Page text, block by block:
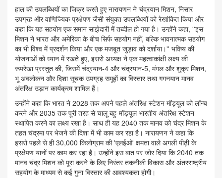
हाल की उपलब्धियों का जिक्र करते हुए नारायणन ने चंद्रयान मिशन, निसार
उपग्रह और वाणिज्यिक प्रक्षेपण जैसी संयुक्त उपलब्धियों को रेखांकित किया और
कहा कि यह सहयोग एक समान साझेदारी में तब्दील हो गया है। उन्होंने कहा, ''इस
मिशन ने भारत और अमेरिका के बीच सिर्फ सहयोग नहीं, बल्कि भावनात्मक सहयोग
का भी विश्व में प्रदर्शन किया और एक मजबूत जुड़ाव को दर्शाया।'' भविष्य की
योजनाओं को ध्यान में रखते हुए, इसरो अध्यक्ष ने एक महत्वाकांक्षी लक्ष्य की
रूपरेखा प्रस्तुत की, जिसमें चंद्रयान-4 और चंद्रयान-5, मंगल और शुक्र मिशन,
भू अवलोकन और दिशा सूचक उपग्रह समूहों का विस्तार तथा गगनयान मानव
अंतरिक्ष उड़ान कार्यक्रम शामिल हैं।
उन्होंने कहा कि भारत ने 2028 तक अपने पहले अंतरिक्ष स्टेशन मॉड्यूल को लॉन्च
करने और 2035 तक पूरी तरह से चालू बहु-मॉड्यूल भारतीय अंतरिक्ष स्टेशन
स्थापित करने का लक्ष्य रखा है। साथ ही यह 2040 तक मानव को चंद्र मिशन के
तहत चंद्रमा पर भेजने की दिशा में भी काम कर रहा है। नारायणन ने कहा कि
इसरो पहले से ही 30,000 किलोग्राम की 'एलईओ' क्षमता वाले अगली पीढ़ी के
प्रक्षेपण यानों पर काम कर रहा है। उन्होंने इस बात पर जोर दिया कि 2040 तक
मानव चंद्र मिशन को पूरा करने के लिए निरंतर तकनीकी विकास और अंतरराष्ट्रीय
सहयोग के माध्यम से कई गुना विस्तार की आवश्यकता होगी।